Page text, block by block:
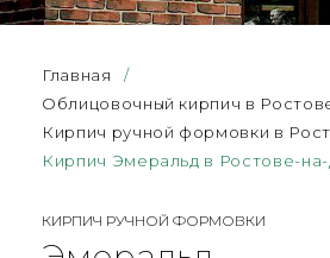
Главная
/
Облицовочный кирпич в
Кирпич ручной формовки в
Кирпич Эмеральд в Ростове-
КИРПИЧ РУЧНОЙ ФОРМОВКИ